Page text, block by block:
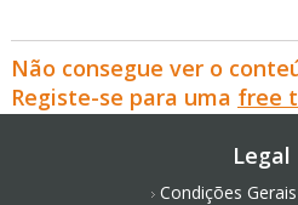
Não consegue ver o
Registe-se para uma free
Legal
Condições